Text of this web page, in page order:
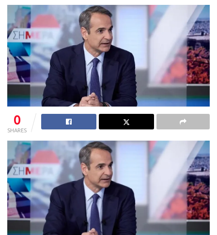
0
SHARES